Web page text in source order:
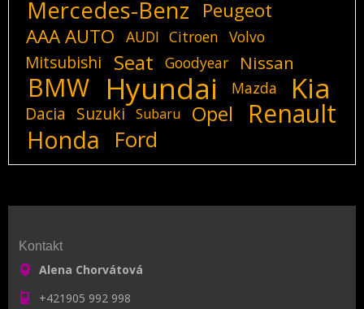
Mercedes-Benz
Peugeot
AAA AUTO
AUDI Citroen Volvo
Mitsubishi Seat Goodyear Nissan
BMW Hyundai Mazda Kia
Dacia Suzuki Subaru Opel Renault
Honda Ford
Kontakt
Alena Chorvátová
+421905 992 998